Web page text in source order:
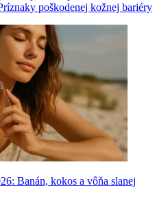
poškodenej kožnej bariéry
Banán, kokos a vôňa slanej